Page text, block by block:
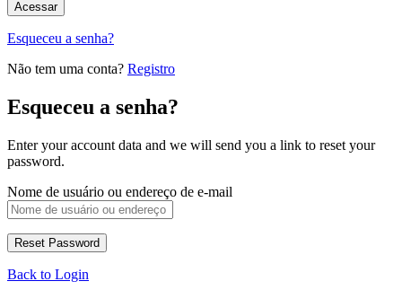
Esqueceu a senha?
Não tem uma conta? Registro
Esqueceu a senha?
Enter your account data and we will send you a link to reset your
password.
Nome de usuário ou endereço de e-mail
Back to Login